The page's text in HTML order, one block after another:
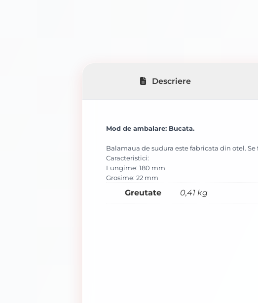
Descriere
Mod de ambalare: Bucata.
Balamaua de sudura este fabricata din otel.
Caracteristici:
Lungime: 180 mm
Grosime: 22 mm
Greutate 0,41 kg